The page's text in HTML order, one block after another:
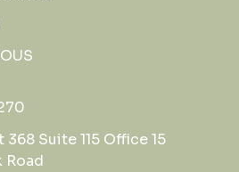
368 Suite 115 Office 15
Road